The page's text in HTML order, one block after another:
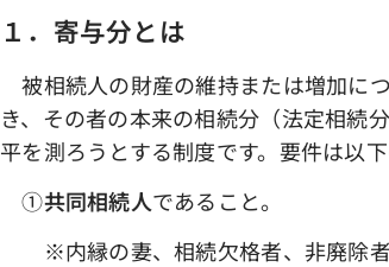
１．寄与分とは
被相続人の財産の維持または増加に
き、その者の本来の相続分（法定相続
平を測ろうとする制度です。要件は以下
①共同相続人であること。
※内縁の妻、相続欠格者、非廃除者